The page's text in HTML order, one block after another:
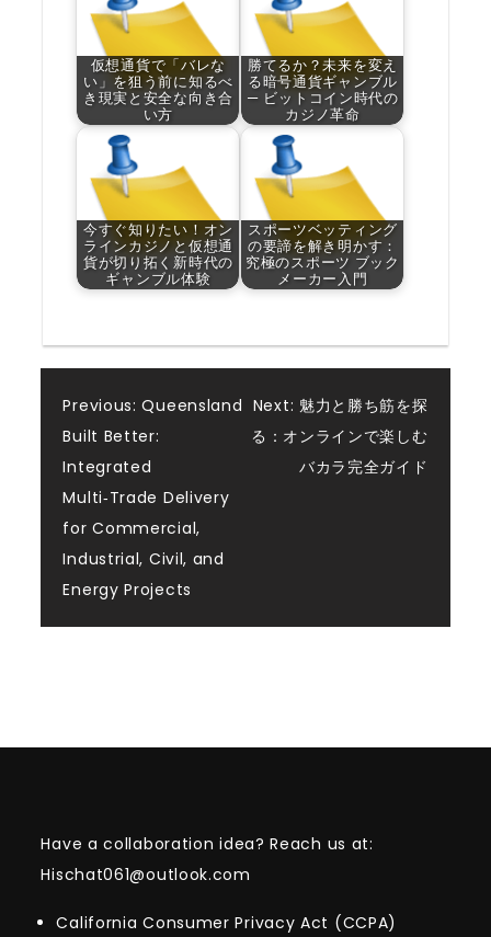
仮想通貨で「バレな
い」を狙う前に知るべ
き現実と安全な向き合
い方
勝てるか？未来を変え
る暗号通貨ギャンブル
— ビットコイン時代の
カジノ革命
今すぐ知りたい！オン
ラインカジノと仮想通
貨が切り拓く新時代の
ギャンブル体験
スポーツベッティング
の要諦を解き明かす：
究極のスポーツ ブック
メーカー入門
Post
navigation
Previous: Queensland
Built Better:
Integrated
Multi‑Trade Delivery
for Commercial,
Industrial, Civil, and
Energy Projects
Next: 魅力と勝ち筋を探
る：オンラインで楽しむ
バカラ完全ガイド
Have a collaboration idea? Reach us at:
Hischat061@outlook.com
California Consumer Privacy Act (CCPA)